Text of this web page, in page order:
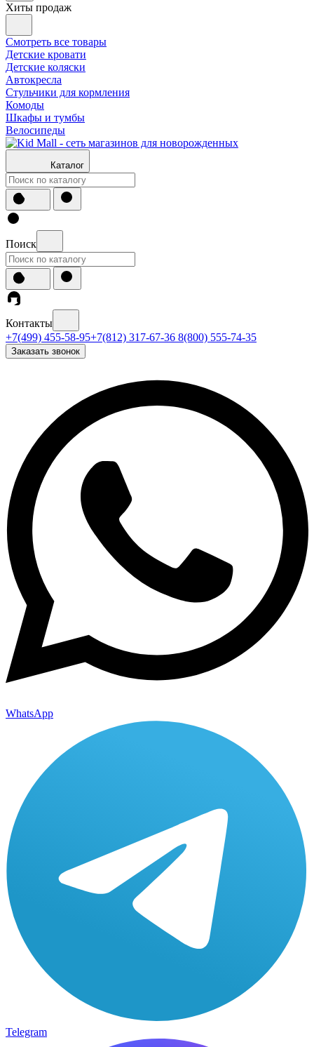
Хиты продаж
Смотреть все товары
Детские кровати
Детские коляски
Автокресла
Стульчики для кормления
Комоды
Шкафы и тумбы
Велосипеды
Каталог
Поиск
Контакты
+7(499) 455-58-95+7(812) 317-67-36 8(800) 555-74-35
Заказать звонок
WhatsApp
Telegram